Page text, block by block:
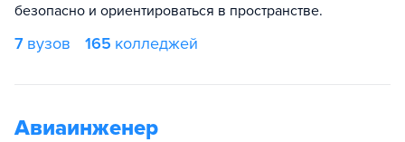
безопасно и ориентироваться в пространстве.
7 вузов 165 колледжей
Авиаинженер